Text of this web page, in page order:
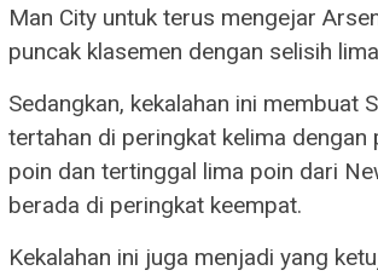
Man City untuk terus mengejar
puncak klasemen dengan selisih
Sedangkan, kekalahan ini membuat
tertahan di peringkat kelima dengan
poin dan tertinggal lima poin dari
berada di peringkat keempat.
Kekalahan ini juga menjadi yang